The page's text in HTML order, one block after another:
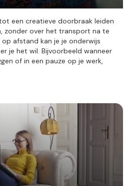
een creatieve doorbraak leiden
zonder over het transport na te
afstand kan je je onderwijs
je het wil. Bijvoorbeeld wanneer
of in een pauze op je werk,